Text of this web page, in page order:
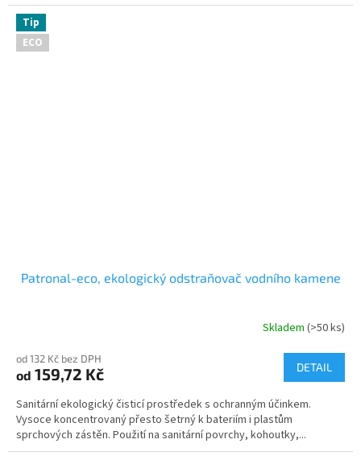
Tip
ECO
Patronal-eco, ekologický odstraňovač vodního kamene
produktu
je
z
5
hvězdiček.
Skladem(>50 ks)
od 132 Kč bez DPH
od 159,72 Kč DETAIL
Sanitární ekologický čisticí prostředek s ochranným účinkem.
Vysoce koncentrovaný přesto šetrný k bateriím i plastům
sprchových zástěn. Použití na sanitární povrchy, kohoutky,...